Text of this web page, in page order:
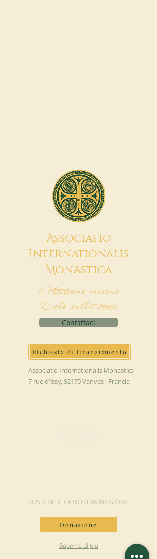
Associatio
Internationalis
MonAstica
Mettiamo insieme
Cielo sulla terra
Contattaci
Richiesta di finanziamento
Associatio Internationalis Monastica
7 rue d'Issy, 92170 Vanves - Francia
SOSTENETE LA NOSTRA MISSIONE
Donazione
Saperne di più